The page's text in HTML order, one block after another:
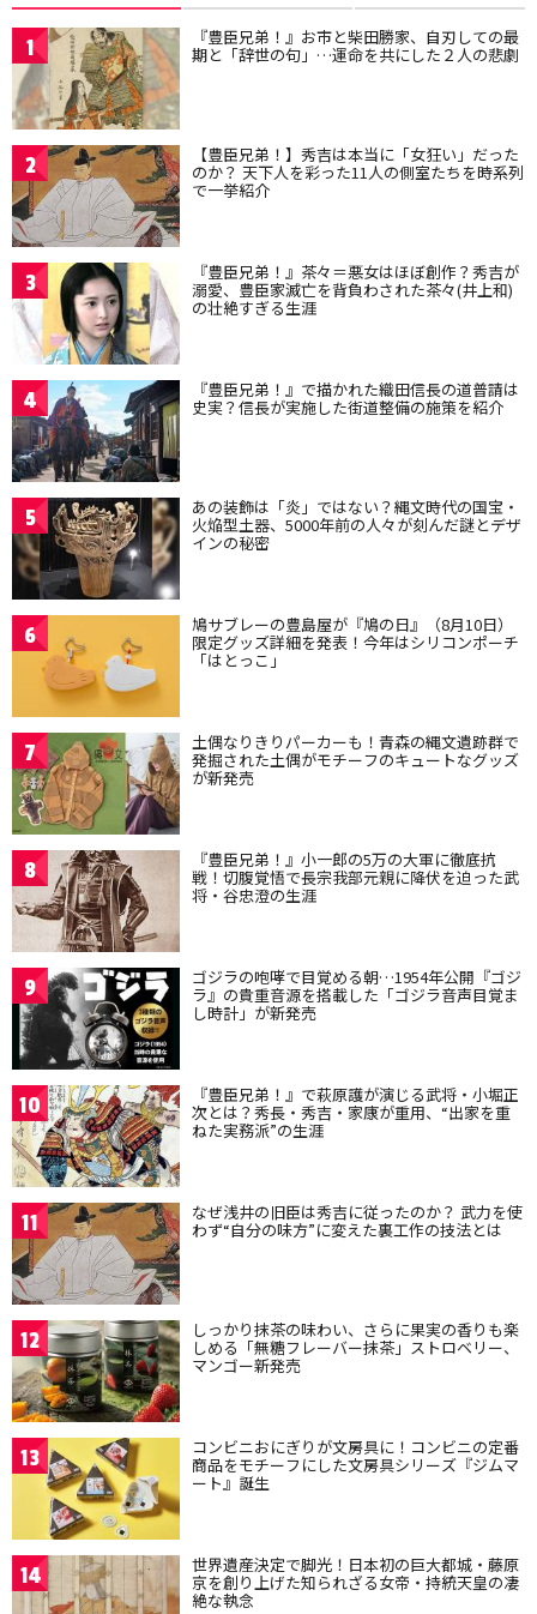
1 『豊臣兄弟！』お市と柴田勝家、自刃しての最
期と「辞世の句」…運命を共にした２人の悲劇
2 【豊臣兄弟！】秀吉は本当に「女狂い」だった
のか？ 天下人を彩った11人の側室たちを時系列
で一挙紹介
3 『豊臣兄弟！』茶々＝悪女はほぼ創作？秀吉が
溺愛、豊臣家滅亡を背負わされた茶々(井上和)
の壮絶すぎる生涯
4 『豊臣兄弟！』で描かれた織田信長の道普請は
史実？信長が実施した街道整備の施策を紹介
5 あの装飾は「炎」ではない？縄文時代の国宝・
火焔型土器、5000年前の人々が刻んだ謎とデザ
インの秘密
6 鳩サブレーの豊島屋が『鳩の日』（8月10日）
限定グッズ詳細を発表！今年はシリコンポーチ
「はとっこ」
7 土偶なりきりパーカーも！青森の縄文遺跡群で
発掘された土偶がモチーフのキュートなグッズ
が新発売
8 『豊臣兄弟！』小一郎の5万の大軍に徹底抗
戦！切腹覚悟で長宗我部元親に降伏を迫った武
将・谷忠澄の生涯
9 ゴジラの咆哮で目覚める朝…1954年公開『ゴジ
ラ』の貴重音源を搭載した「ゴジラ音声目覚ま
し時計」が新発売
10 『豊臣兄弟！』で萩原護が演じる武将・小堀正
次とは？秀長・秀吉・家康が重用、“出家を重
ねた実務派”の生涯
11 なぜ浅井の旧臣は秀吉に従ったのか？ 武力を使
わず“自分の味方”に変えた裏工作の技法とは
12 しっかり抹茶の味わい、さらに果実の香りも楽
しめる「無糖フレーバー抹茶」ストロベリー、
マンゴー新発売
13 コンビニおにぎりが文房具に！コンビニの定番
商品をモチーフにした文房具シリーズ『ジムマ
ート』誕生
14 世界遺産決定で脚光！日本初の巨大都城・藤原
京を創り上げた知られざる女帝・持統天皇の凄
絶な執念